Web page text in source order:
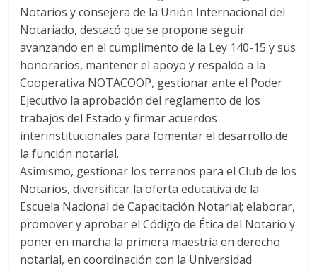
Notarios y consejera de la Unión Internacional del
Notariado, destacó que se propone seguir
avanzando en el cumplimento de la Ley 140-15 y sus
honorarios, mantener el apoyo y respaldo a la
Cooperativa NOTACOOP, gestionar ante el Poder
Ejecutivo la aprobación del reglamento de los
trabajos del Estado y firmar acuerdos
interinstitucionales para fomentar el desarrollo de
la función notarial.
Asimismo, gestionar los terrenos para el Club de los
Notarios, diversificar la oferta educativa de la
Escuela Nacional de Capacitación Notarial; elaborar,
promover y aprobar el Código de Ética del Notario y
poner en marcha la primera maestría en derecho
notarial, en coordinación con la Universidad